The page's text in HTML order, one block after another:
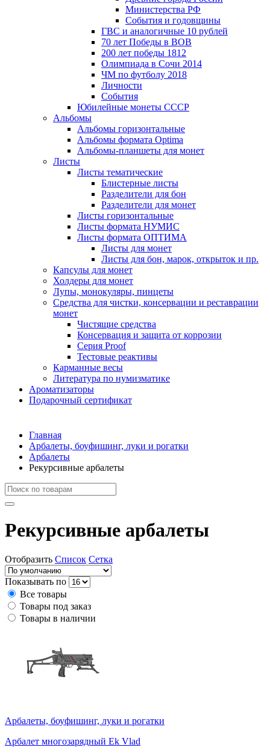
Министерства РФ
События и годовщины
ГВС и аналогичные 10 рублей
70 лет Победы в ВОВ
200 лет победы 1812
Олимпиада в Сочи 2014
ЧМ по футболу 2018
Личности
События
Юбилейные монеты СССР
Альбомы
Альбомы горизонтальные
Альбомы формата Optima
Альбомы-планшеты для монет
Листы
Листы тематические
Блистерные листы
Разделители для бон
Разделители для монет
Листы горизонтальные
Листы формата НУМИС
Листы формата ОПТИМА
Листы для монет
Листы для бон, марок, открыток и пр.
Капсулы для монет
Холдеры для монет
Лупы, монокуляры, пинцеты
Средства для чистки, консервации и реставрации
монет
Чистящие средства
Консервация и защита от коррозии
Серия Proof
Тестовые реактивы
Карманные весы
Литература по нумизматике
Ароматизаторы
Подарочный сертификат
Главная
Арбалеты, боуфишинг, луки и рогатки
Арбалеты
Рекурсивные арбалеты
Рекурсивные арбалеты
Отобразить Список Сетка
Показывать по
Все товары
Товары под заказ
Товары в наличии
Арбалеты, боуфишинг, луки и рогатки
Арбалет многозарядный Ek Vlad